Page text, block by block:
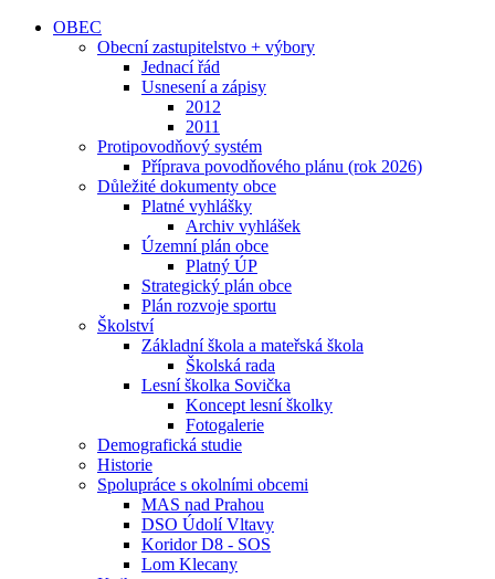
OBEC
Obecní zastupitelstvo + výbory
Jednací řád
Usnesení a zápisy
2012
2011
Protipovodňový systém
Příprava povodňového plánu (rok 2026)
Důležité dokumenty obce
Platné vyhlášky
Archiv vyhlášek
Územní plán obce
Platný ÚP
Strategický plán obce
Plán rozvoje sportu
Školství
Základní škola a mateřská škola
Školská rada
Lesní školka Sovička
Koncept lesní školky
Fotogalerie
Demografická studie
Historie
Spolupráce s okolními obcemi
MAS nad Prahou
DSO Údolí Vltavy
Koridor D8 - SOS
Lom Klecany